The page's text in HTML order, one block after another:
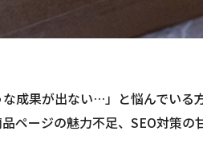
成果が出ない…」と悩んでいる
ページの魅力不足、SEO対策の